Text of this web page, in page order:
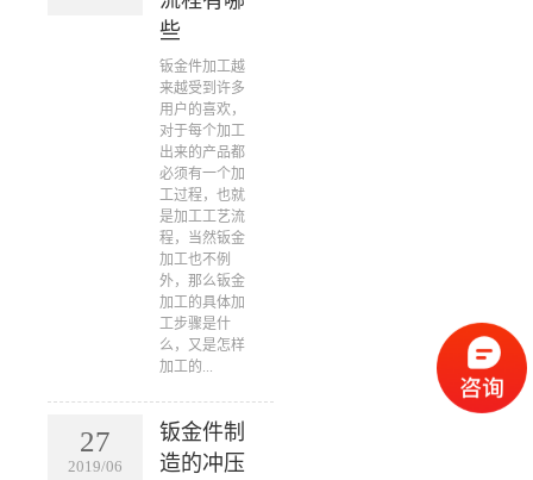
些
​钣金件加工越
来越受到许多
用户的喜欢，
对于每个加工
出来的产品都
必须有一个加
工过程，也就
是加工工艺流
程，当然钣金
加工也不例
外，那么钣金
加工的具体加
工步骤是什
么，又是怎样
加工的...
27
2019/06
钣金件制
造的冲压